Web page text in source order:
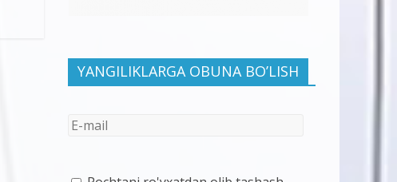
YANGILIKLARGA OBUNA BO’LISH